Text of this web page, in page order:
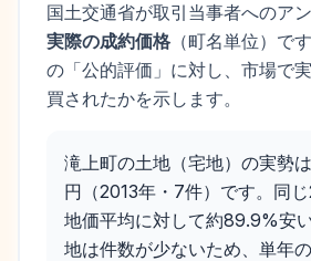
国土交通省が取引当事者へのア
実際の成約価格 （町名単位）で
の「公的評価」に対し、市場で
買されたかを示します。
滝上町の土地（宅地）の実勢
円（2013年・7件）です。同
地価平均に対して約89.9%安
地は件数が少ないため、単年